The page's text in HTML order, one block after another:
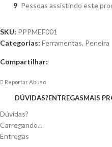
9 Pessoas assistindo este
SKU: PPPMEF001
Categorias: Ferramentas, Peneira
Compartilhar:
Reportar Abuso
DÚVIDAS?ENTREGASMAIS
Dúvidas?
Carregando...
Entregas